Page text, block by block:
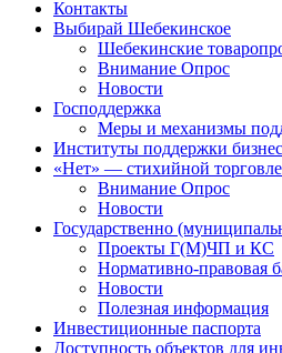
Контакты
Выбирай Шебекинское
Шебекинские
Внимание Опрос
Новости
Господдержка
Меры и механизмы
Институты поддержки
«Нет» — стихийной
Внимание Опрос
Новости
Государственно
Проекты Г(М)ЧП и КС
Нормативно-правовая
Новости
Полезная информация
Инвестиционные паспорта
Доступность объектов для